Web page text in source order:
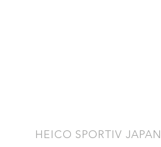
​HEICO SPORTIV JAPAN